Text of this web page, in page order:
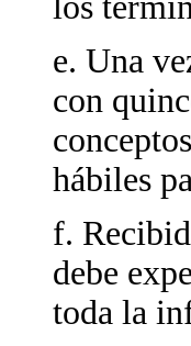
e. Una
con
hábiles
f.
debe
toda la